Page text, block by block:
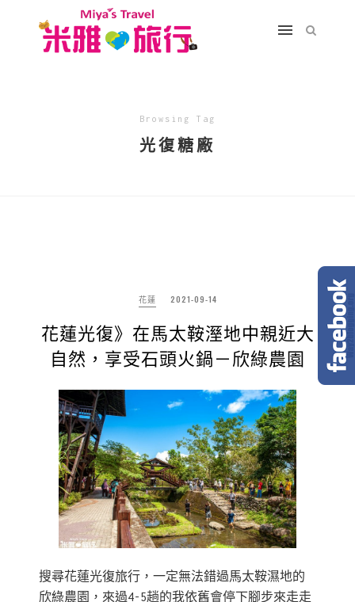
Browsing Tag
光復糖廠
花蓮 2021-09-14
花蓮光復》在馬太鞍溼地中親近大
自然，享受石頭火鍋－欣綠農園
搜尋花蓮光復旅行，一定無法錯過馬太鞍濕地的
欣綠農園，來過4-5趟的我依舊會停下腳步來走走